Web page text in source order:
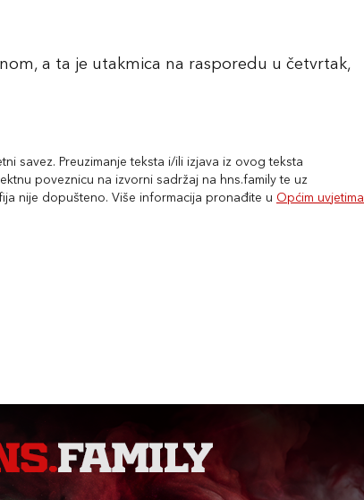
a ta je utakmica na rasporedu u četvrtak,
savez. Preuzimanje teksta i/ili izjava iz ovog teksta
poveznicu na izvorni sadržaj na hns.family te uz
nije dopušteno. Više informacija pronađite u Općim uvjetima